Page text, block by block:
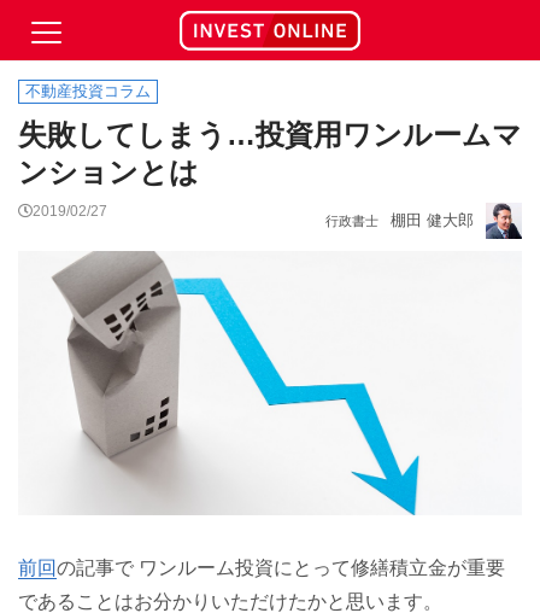
不動産投資コラム
失敗してしまう…投資用ワンルームマ
ンションとは
2019/02/27
行政書士 棚田 健大郎
前回の記事で ワンルーム投資にとって修繕積立金が重要
であることはお分かりいただけたかと思います。